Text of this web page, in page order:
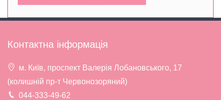
Контактна інформація
м. Київ, проспект Валерія Лобановського, 17
(колишній пр-т Червонозоряний)
044-333-49-62